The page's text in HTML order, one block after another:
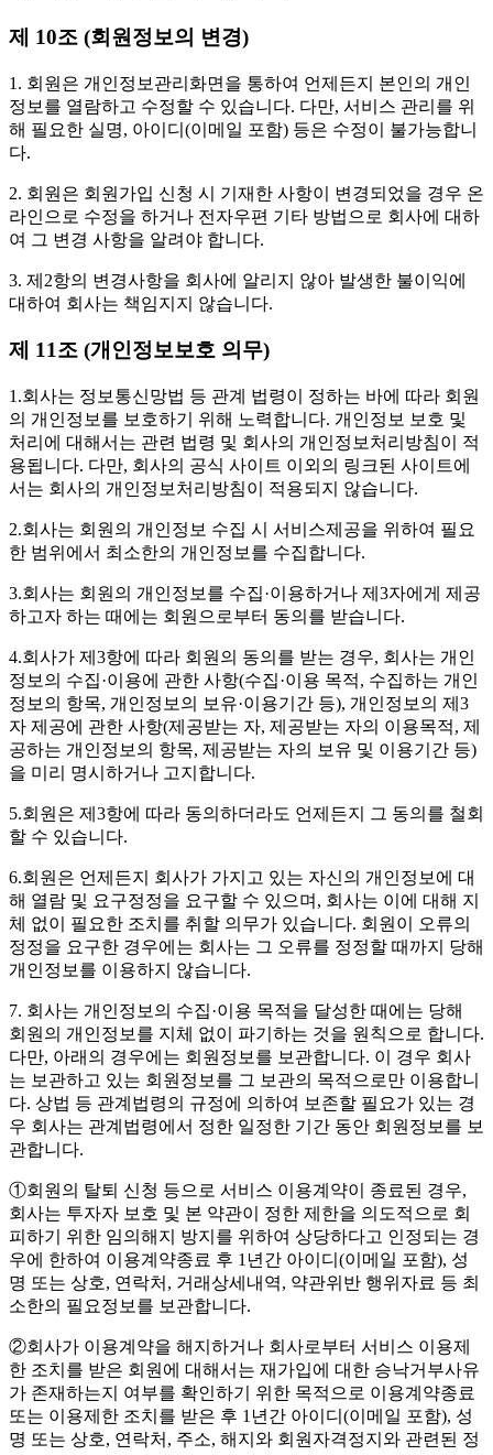
제 10조 (회원정보의 변경)
1. 회원은 개인정보관리화면을 통하여 언제든지 본인의 개인
정보를 열람하고 수정할 수 있습니다. 다만, 서비스 관리를 위
해 필요한 실명, 아이디(이메일 포함) 등은 수정이 불가능합니
다.
2. 회원은 회원가입 신청 시 기재한 사항이 변경되었을 경우 온
라인으로 수정을 하거나 전자우편 기타 방법으로 회사에 대하
여 그 변경 사항을 알려야 합니다.
3. 제2항의 변경사항을 회사에 알리지 않아 발생한 불이익에
대하여 회사는 책임지지 않습니다.
제 11조 (개인정보보호 의무)
1.회사는 정보통신망법 등 관계 법령이 정하는 바에 따라 회원
의 개인정보를 보호하기 위해 노력합니다. 개인정보 보호 및
처리에 대해서는 관련 법령 및 회사의 개인정보처리방침이 적
용됩니다. 다만, 회사의 공식 사이트 이외의 링크된 사이트에
서는 회사의 개인정보처리방침이 적용되지 않습니다.
2.회사는 회원의 개인정보 수집 시 서비스제공을 위하여 필요
한 범위에서 최소한의 개인정보를 수집합니다.
3.회사는 회원의 개인정보를 수집·이용하거나 제3자에게 제공
하고자 하는 때에는 회원으로부터 동의를 받습니다.
4.회사가 제3항에 따라 회원의 동의를 받는 경우, 회사는 개인
정보의 수집·이용에 관한 사항(수집·이용 목적, 수집하는 개인
정보의 항목, 개인정보의 보유·이용기간 등), 개인정보의 제3
자 제공에 관한 사항(제공받는 자, 제공받는 자의 이용목적, 제
공하는 개인정보의 항목, 제공받는 자의 보유 및 이용기간 등)
을 미리 명시하거나 고지합니다.
5.회원은 제3항에 따라 동의하더라도 언제든지 그 동의를 철회
할 수 있습니다.
6.회원은 언제든지 회사가 가지고 있는 자신의 개인정보에 대
해 열람 및 요구정정을 요구할 수 있으며, 회사는 이에 대해 지
체 없이 필요한 조치를 취할 의무가 있습니다. 회원이 오류의
정정을 요구한 경우에는 회사는 그 오류를 정정할 때까지 당해
개인정보를 이용하지 않습니다.
7. 회사는 개인정보의 수집·이용 목적을 달성한 때에는 당해
회원의 개인정보를 지체 없이 파기하는 것을 원칙으로 합니다.
다만, 아래의 경우에는 회원정보를 보관합니다. 이 경우 회사
는 보관하고 있는 회원정보를 그 보관의 목적으로만 이용합니
다. 상법 등 관계법령의 규정에 의하여 보존할 필요가 있는 경
우 회사는 관계법령에서 정한 일정한 기간 동안 회원정보를 보
관합니다.
①회원의 탈퇴 신청 등으로 서비스 이용계약이 종료된 경우,
회사는 투자자 보호 및 본 약관이 정한 제한을 의도적으로 회
피하기 위한 임의해지 방지를 위하여 상당하다고 인정되는 경
우에 한하여 이용계약종료 후 1년간 아이디(이메일 포함), 성
명 또는 상호, 연락처, 거래상세내역, 약관위반 행위자료 등 최
소한의 필요정보를 보관합니다.
②회사가 이용계약을 해지하거나 회사로부터 서비스 이용제
한 조치를 받은 회원에 대해서는 재가입에 대한 승낙거부사유
가 존재하는지 여부를 확인하기 위한 목적으로 이용계약종료
또는 이용제한 조치를 받은 후 1년간 아이디(이메일 포함), 성
명 또는 상호, 연락처, 주소, 해지와 회원자격정지와 관련된 정